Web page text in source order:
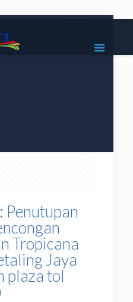
Penutupan
Tropicana
Jaya
plaza tol